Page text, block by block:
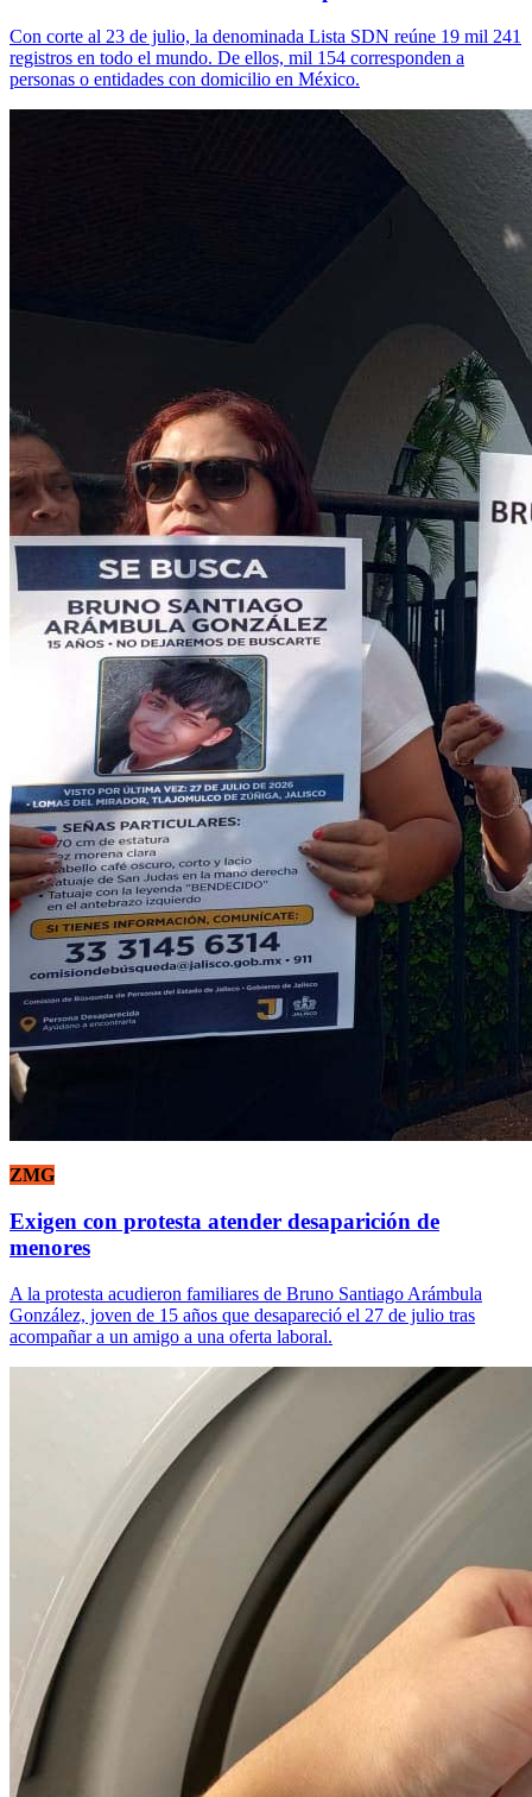
Con corte al 23 de julio, la denominada Lista SDN reúne 19 mil 241
registros en todo el mundo. De ellos, mil 154 corresponden a
personas o entidades con domicilio en México.
ZMG
Exigen con protesta atender desaparición de
menores
A la protesta acudieron familiares de Bruno Santiago Arámbula
González, joven de 15 años que desapareció el 27 de julio tras
acompañar a un amigo a una oferta laboral.